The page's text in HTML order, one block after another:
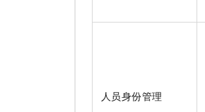
人员身份管理